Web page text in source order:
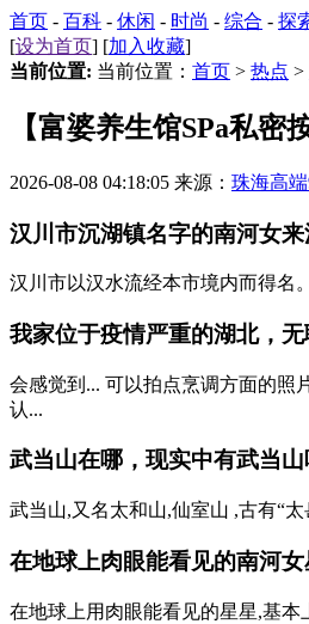
首页 - 百科 - 休闲 - 时尚 - 综合 - 探
[设为首页] [加入收藏]
当前位置: 当前位置： 首页 > 热点 >
【富婆养生馆SPa私
2026-08-08 04:18:05 来源： 珠海高
汉川市沉湖镇名字的南河女来
汉川市以汉水流经本市境内而得名
我家位于疫情严重的湖北，
会感觉到... 可以拍点烹调方面的照
认...
武当山在哪，现实中有武当
武当山,又名太和山,仙室山 ,古有“
在地球上肉眼能看见的南河
在地球上用肉眼能看见的星星,基